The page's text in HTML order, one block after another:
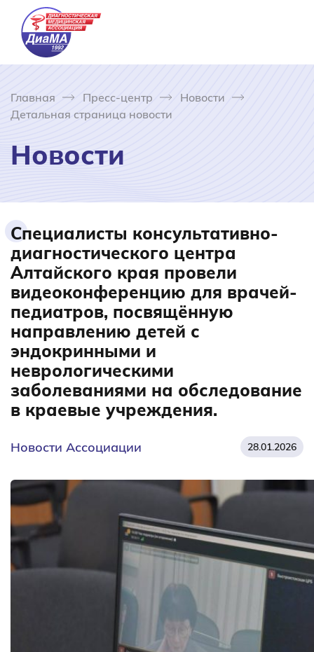
Главная Пресс-центр
Новости
Детальная страница новости
Новости
Специалисты консультативно-
диагностического центра
Алтайского края провели
видеоконференцию для врачей-
педиатров, посвящённую
направлению детей с
эндокринными и
неврологическими
заболеваниями на обследование
в краевые учреждения.
Новости Ассоциации 28.01.2026